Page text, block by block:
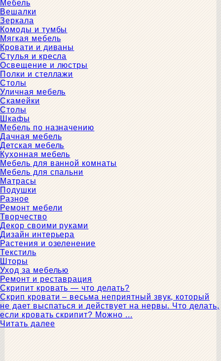
Мебель
Вешалки
Зеркала
Комоды и тумбы
Мягкая мебель
Кровати и диваны
Стулья и кресла
Освещение и люстры
Полки и стеллажи
Столы
Уличная мебель
Скамейки
Столы
Шкафы
Мебель по назначению
Дачная мебель
Детская мебель
Кухонная мебель
Мебель для ванной комнаты
Мебель для спальни
Матрасы
Подушки
Разное
Ремонт мебели
Творчество
Декор своими руками
Дизайн интерьера
Растения и озеленение
Текстиль
Шторы
Уход за мебелью
Ремонт и реставрация
Скрипит кровать — что делать?
Скрип кровати – весьма неприятный звук, который
не дает выспаться и действует на нервы. Что делать,
если кровать скрипит? Можно ...
Читать далее